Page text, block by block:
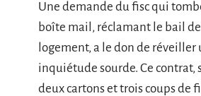
Une demande du fisc qui
boîte mail, réclamant le bail
logement, a le don de réveiller
inquiétude sourde. Ce contrat,
deux cartons et trois coups de